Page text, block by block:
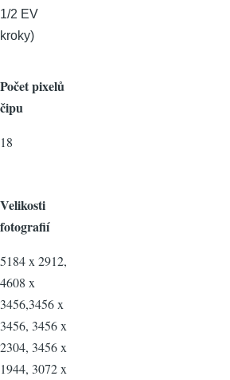
1/2 EV
kroky)
Počet pixelů
čipu
18
Velikosti
fotografií
5184 x 2912,
4608 x
3456,3456 x
3456, 3456 x
2304, 3456 x
1944, 3072 x